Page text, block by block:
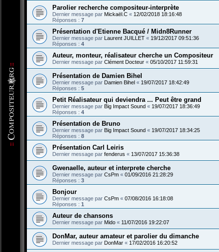
Parolier recherche compositeur-interprète
Dernier message par Mickaël.C « 12/02/2018 18:16:48
Réponses : 7
Présentation d'Etienne Bacqué / Midn8Runner
Dernier message par Laurent JUILLET « 19/12/2017 09:51:36
Réponses : 4
Auteur, monteur, réalisateur cherche un Compositeur
Dernier message par Clément Docteur « 05/10/2017 11:59:31
Présentation de Damien Bihel
Dernier message par Damien Bihel « 19/07/2017 18:42:49
Réponses : 5
Petit Réalisateur qui deviendra ... Peut être grand
Dernier message par Big Impact Sound « 19/07/2017 18:36:49
Réponses : 4
Présentation de Bruno
Dernier message par Big Impact Sound « 19/07/2017 18:34:25
Réponses : 8
Présentation Carl Leiris
Dernier message par fenderus « 13/07/2017 15:36:38
Gwenaelle, auteur et interprete cherche
Dernier message par CsPm « 01/09/2016 21:28:29
Réponses : 3
Bonjour
Dernier message par CsPm « 07/08/2016 16:18:08
Réponses : 1
Auteur de chansons
Dernier message par Mido « 11/07/2016 19:22:07
DonMar, auteur amateur et parolier du dimanche
Dernier message par DonMar « 17/02/2016 16:20:52